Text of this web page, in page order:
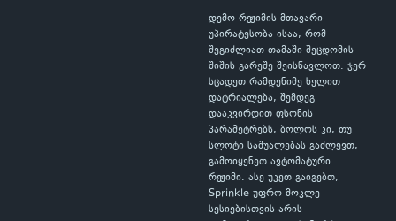
დემო რეჟიმის მთავარი
უპირატესობა ისაა, რომ
შეგიძლიათ თამაში შეცდომის
შიშის გარეშე შეისწავლოთ. ჯერ
სცადეთ რამდენიმე ხელით
დატრიალება, შემდეგ
დააკვირდით ფსონის
პარამეტრებს, ბოლოს კი, თუ
სლოტი საშუალებას გაძლევთ,
გამოიყენეთ ავტომატური
რეჟიმი. ასე უკეთ გაიგებთ,
Sprinkle უფრო მოკლე
სესიებისთვის არის